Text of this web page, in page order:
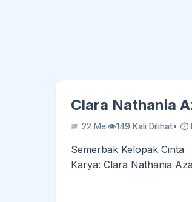
Clara Nathania
📅 22 Mei👁149 Kali Dilihat• ⏱
Semerbak Kelopak Cinta
Karya: Clara Nathania